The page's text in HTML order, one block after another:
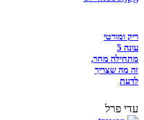
ריק ומורטי
עונה 5
מתחילה מחר,
זה מה שצריך
לדעת
עדי פרל